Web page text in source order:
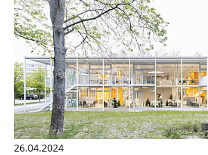
26.04.2024